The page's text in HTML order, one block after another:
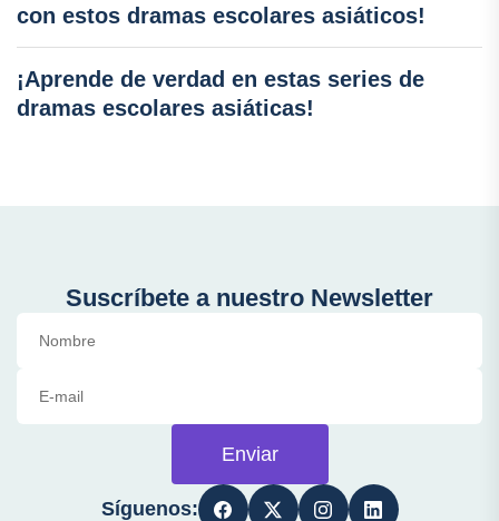
con estos dramas escolares asiáticos!
¡Aprende de verdad en estas series de
dramas escolares asiáticas!
Suscríbete a nuestro Newsletter
Enviar
Síguenos: